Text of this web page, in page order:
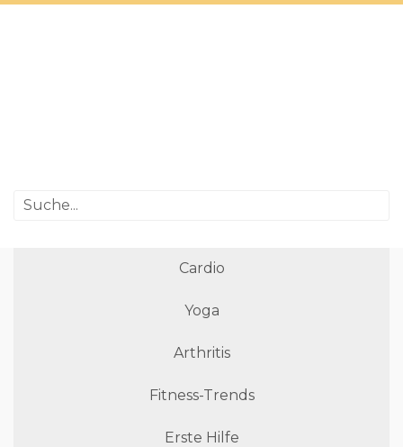
Cardio
Yoga
Arthritis
Fitness-Trends
Erste Hilfe